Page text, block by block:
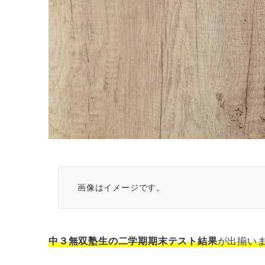
画像はイメージです。
中３無双塾生の二学期期末テスト結果が出揃い